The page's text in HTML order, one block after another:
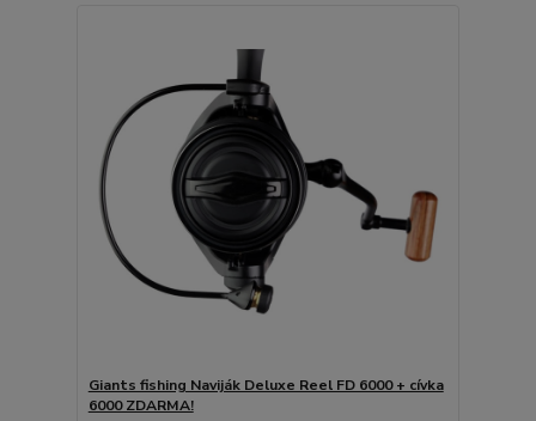
Giants fishing Naviják Deluxe Reel FD 6000 + cívka
6000 ZDARMA!